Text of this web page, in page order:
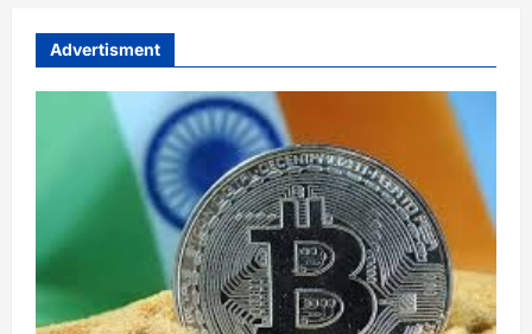
Advertisment